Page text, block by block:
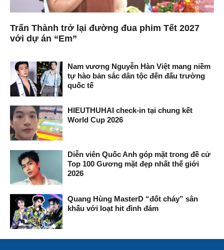
Trấn Thành trở lại đường đua phim Tết 2027
với dự án “Em”
Nam vương Nguyễn Hàn Việt mang niềm
tự hào bản sắc dân tộc đến đấu trường
quốc tế
HIEUTHUHAI check-in tại chung kết
World Cup 2026
Diễn viên Quốc Anh góp mặt trong đề cử
Top 100 Gương mặt đẹp nhất thế giới
2026
Quang Hùng MasterD “đốt cháy” sân
khấu với loạt hit đình đám